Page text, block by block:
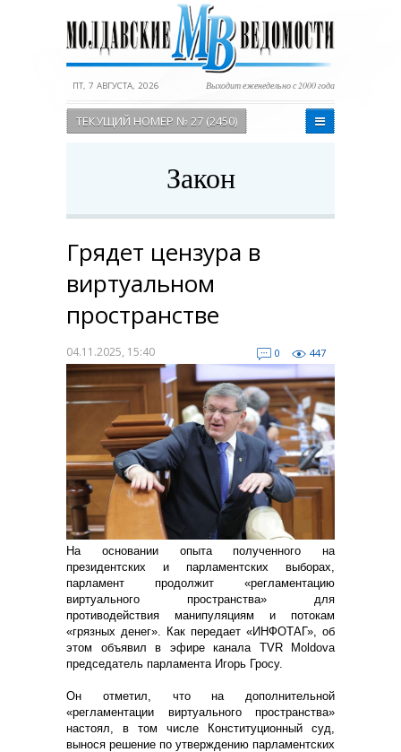
ПТ, 7 АВГУСТА, 2026 Выходит еженедельно с 2000 года
ТЕКУЩИЙ НОМЕР № 27 (2450)
Закон
Грядет цензура в
виртуальном
пространстве
04.11.2025, 15:40 0 447
На основании опыта полученного на
президентских и парламентских выборах,
парламент продолжит «регламентацию
виртуального пространства» для
противодействия манипуляциям и потокам
«грязных денег». Как передает «ИНФОТАГ», об
этом объявил в эфире канала TVR Moldova
председатель парламента Игорь Гросу.
Он отметил, что на дополнительной
«регламентации виртуального пространства»
настоял, в том числе Конституционный суд,
вынося решение по утверждению парламентских